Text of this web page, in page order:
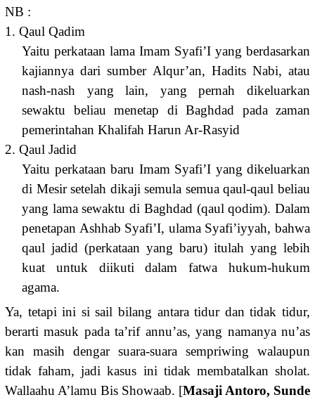
NB :
1. Qaul Qadim
Yaitu perkataan lama Imam Syafi’I yang berdasarkan
kajiannya dari sumber Alqur’an, Hadits Nabi, atau
nash-nash yang lain, yang pernah dikeluarkan
sewaktu beliau menetap di Baghdad pada zaman
pemerintahan Khalifah Harun Ar-Rasyid
2. Qaul Jadid
Yaitu perkataan baru Imam Syafi’I yang dikeluarkan
di Mesir setelah dikaji semula semua qaul-qaul beliau
yang lama sewaktu di Baghdad (qaul qodim). Dalam
penetapan Ashhab Syafi’I, ulama Syafi’iyyah, bahwa
qaul jadid (perkataan yang baru) itulah yang lebih
kuat untuk diikuti dalam fatwa hukum-hukum
agama.
Ya, tetapi ini si sail bilang antara tidur dan tidak tidur,
berarti masuk pada ta’rif annu’as, yang namanya nu’as
kan masih dengar suara-suara sempriwing walaupun
tidak faham, jadi kasus ini tidak membatalkan sholat.
Wallaahu A’lamu Bis Showaab. [Masaji Antoro, Sunde